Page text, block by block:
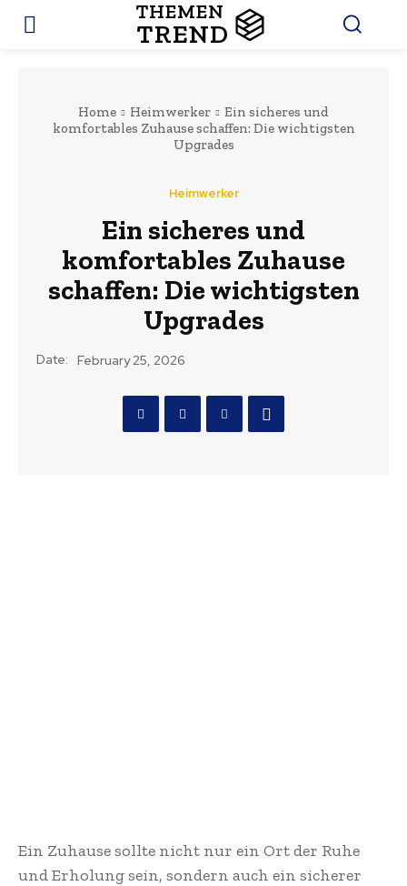
THEMEN
TREND
Home Heimwerker
Ein sicheres und
komfortables Zuhause schaffen: Die wichtigsten
Upgrades
Heimwerker
Ein sicheres und
komfortables Zuhause
schaffen: Die wichtigsten
Upgrades
Date: February 25, 2026
Ein Zuhause sollte nicht nur ein Ort der Ruhe
und Erholung sein, sondern auch ein sicherer